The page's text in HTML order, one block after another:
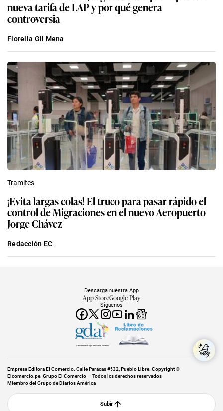
Tramites
¡Evita largas colas! El truco para pasar rápido el
control de Migraciones en el nuevo Aeropuerto
Jorge Chávez
Empresa Editora El Comercio. Calle Paracas #532, Pueblo Libre. Copyright ©
Elcomercio.pe. Grupo El Comercio — Todos los derechos reservados
Miembro del Grupo de Diarios América
Subir